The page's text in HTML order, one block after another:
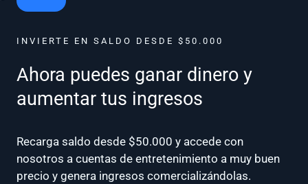
INVIERTE EN SALDO DESDE $50.000
Ahora puedes ganar dinero y
aumentar tus ingresos
Recarga saldo desde $50.000 y accede con
nosotros a cuentas de entretenimiento a muy buen
precio y genera ingresos comercializándolas.